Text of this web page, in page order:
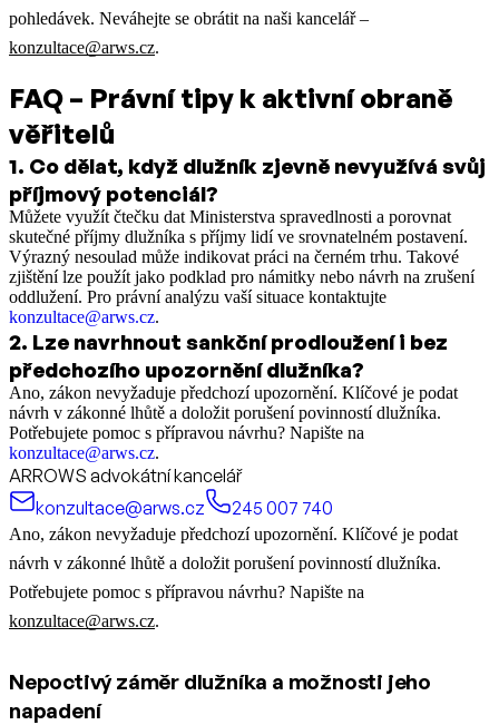
pohledávek. Neváhejte se obrátit na naši kancelář –
konzultace@arws.cz.
FAQ – Právní tipy k aktivní obraně
věřitelů
1. Co dělat, když dlužník zjevně nevyužívá svůj
příjmový potenciál?
Můžete využít čtečku dat Ministerstva spravedlnosti a porovnat
skutečné příjmy dlužníka s příjmy lidí ve srovnatelném postavení.
Výrazný nesoulad může indikovat práci na černém trhu. Takové
zjištění lze použít jako podklad pro námitky nebo návrh na zrušení
oddlužení. Pro právní analýzu vaší situace kontaktujte
konzultace@arws.cz.
2. Lze navrhnout sankční prodloužení i bez
předchozího upozornění dlužníka?
Ano, zákon nevyžaduje předchozí upozornění. Klíčové je podat
návrh v zákonné lhůtě a doložit porušení povinností dlužníka.
Potřebujete pomoc s přípravou návrhu? Napište na
konzultace@arws.cz.
ARROWS advokátní kancelář
konzultace@arws.cz
245 007 740
Ano, zákon nevyžaduje předchozí upozornění. Klíčové je podat
návrh v zákonné lhůtě a doložit porušení povinností dlužníka.
Potřebujete pomoc s přípravou návrhu? Napište na
konzultace@arws.cz.
Nepoctivý záměr dlužníka a možnosti jeho
napadení